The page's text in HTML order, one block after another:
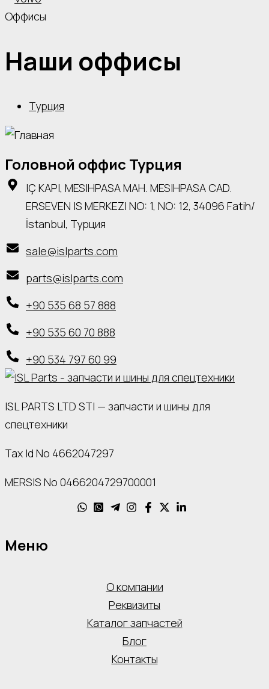
Оффисы
Наши оффисы
Турция
Головной оффис Турция
IÇ KAPI, MESIHPASA MAH. MESIHPASA CAD.
ERSEVEN IS MERKEZI NO: 1, NO: 12, 34096 Fatih/
İstanbul, Турция
sale@islparts.com
parts@islparts.com
+90 535 68 57 888
+90 535 60 70 888
+90 534 797 60 99
ISL PARTS LTD STI — запчасти и шины для
спецтехники
Tax Id No 4662047297
MERSIS No 0466204729700001
Меню
О компании
Реквизиты
Каталог запчастей
Блог
Контакты